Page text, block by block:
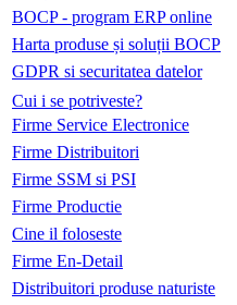
BOCP - program ERP online
Harta produse și soluții BOCP
GDPR si securitatea datelor
Cui i se potriveste?
Firme Service Electronice
Firme Distribuitori
Firme SSM si PSI
Firme Productie
Cine il foloseste
Firme En-Detail
Distribuitori produse naturiste